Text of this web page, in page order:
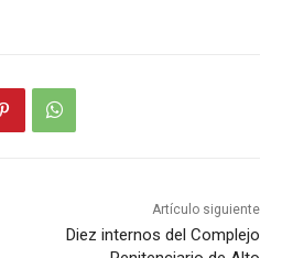
Artículo siguiente
Diez internos del Complejo